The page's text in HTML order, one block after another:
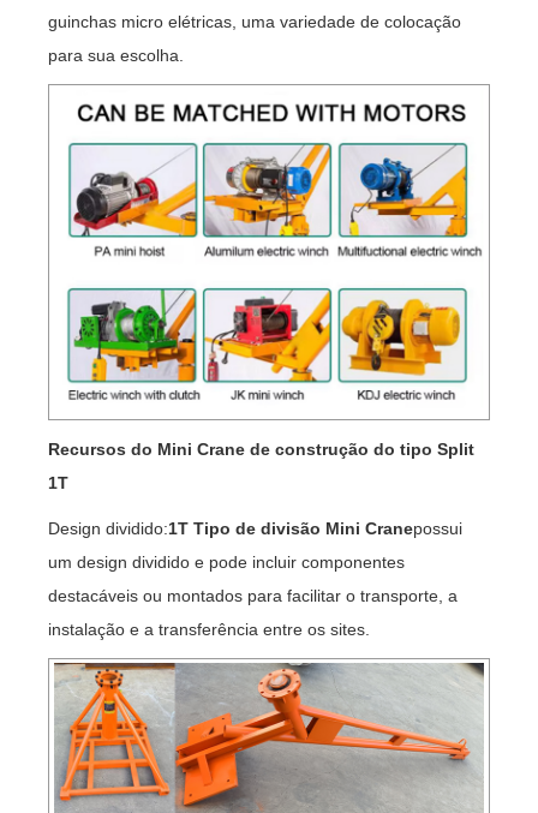
guinchas micro elétricas, uma variedade de colocação
para sua escolha.
Recursos do Mini Crane de construção do tipo Split
1T
Design dividido:1T Tipo de divisão Mini Cranepossui
um design dividido e pode incluir componentes
destacáveis ​​ou montados para facilitar o transporte, a
instalação e a transferência entre os sites.